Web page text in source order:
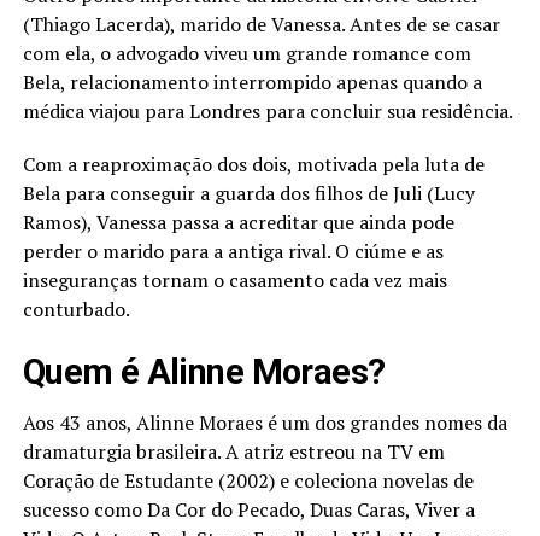
(Thiago Lacerda), marido de Vanessa. Antes de se casar
com ela, o advogado viveu um grande romance com
Bela, relacionamento interrompido apenas quando a
médica viajou para Londres para concluir sua residência.
Com a reaproximação dos dois, motivada pela luta de
Bela para conseguir a guarda dos filhos de Juli (Lucy
Ramos), Vanessa passa a acreditar que ainda pode
perder o marido para a antiga rival. O ciúme e as
inseguranças tornam o casamento cada vez mais
conturbado.
Quem é Alinne Moraes?
Aos 43 anos, Alinne Moraes é um dos grandes nomes da
dramaturgia brasileira. A atriz estreou na TV em
Coração de Estudante (2002) e coleciona novelas de
sucesso como Da Cor do Pecado, Duas Caras, Viver a